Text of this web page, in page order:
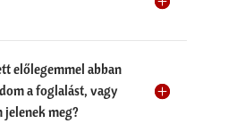
előlegemmel abban
a foglalást, vagy
jelenek meg?